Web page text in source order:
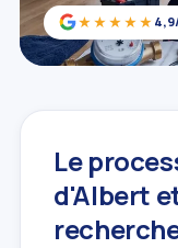
★★★★★
Le
d'Albert